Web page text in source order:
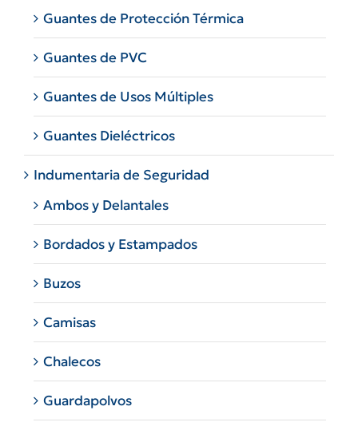
Guantes de Protección Térmica
Guantes de PVC
Guantes de Usos Múltiples
Guantes Dieléctricos
Indumentaria de Seguridad
Ambos y Delantales
Bordados y Estampados
Buzos
Camisas
Chalecos
Guardapolvos